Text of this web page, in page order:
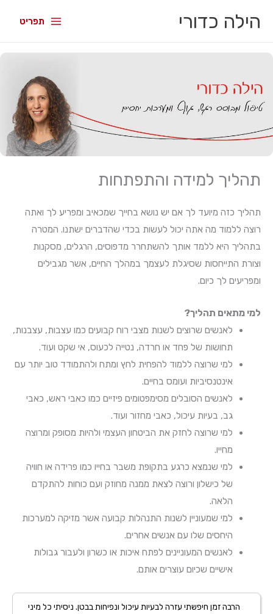
הילה כדורי תפריט
תהליך למידה והתפתחות
תהליך כזה מיועד לך אם יש נושא בחייך שמכאיב ומפריע לך ואתה
רוצה ללמוד מה אתה יכול לעשות בכדי שהדברים ישתנו. המטרה
בתהליך היא ללמד אותך להשתחרר מדפוסים, הרגלים, מסקנות
וצורת התייחסות שסיגלת לעצמך במהלך החיים, אשר מגבילים
ומפריעים לך כיום.
למי מתאים תהליך?
לאנשים שרוצים לשנות מצבי רוח קבועים כמו עצבות, עצבנות,
תחושות של פחד או חרדה, נטייה לכעוס, אי שקט ועוד.
למי שרוצה ללמוד להפחית לחץ ומתח ולהתמודד טוב יותר עם
אינטנסיביות ועומס בחיים.
לאנשים הסובלים מסימפטומים פיזיים כמו כאבי ראש, כאבי
גב, בעיות עיכול, כאבי מחזור ועוד.
למי שרוצה לחזק את הביטחון העצמי ולהיות מסופק ומרוצה
מחייו.
למי שנמצא כרגע בתקופת משבר בחייו כמו פרידה או חוויה
של כישלון ורוצה לצאת ממנה מחוזק ועם כוחות להתקדם
הלאה.
למי שמעוניין לשנות התנהלות קבועה אשר מזיקה למערכות
היחסים שלו עם אנשים אחרים.
לאנשים המעוניינים לפתח איכות או כשרון ולעבור גבולות
אישיים שכיום עוצרים אותם.
הרבה זמן חיפשתי עזרה לבעיות עיכול ונפיחות בבטן. ניסיתי כל מיני